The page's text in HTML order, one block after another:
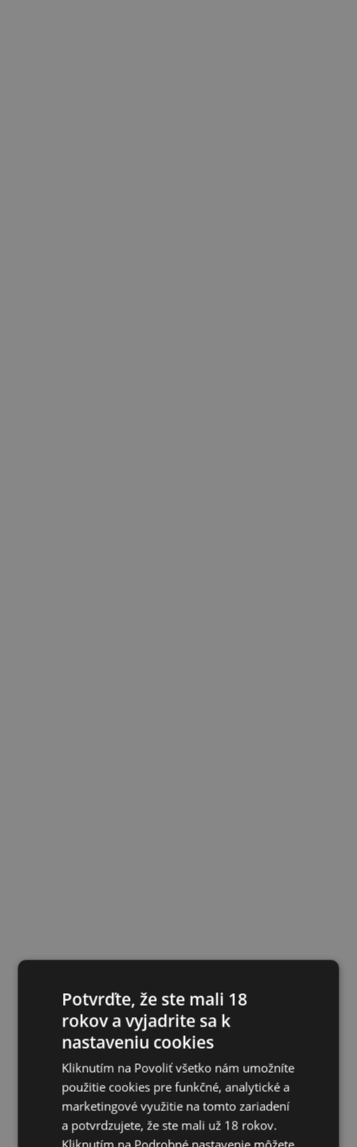
Potvrďte, že ste mali 18
rokov a vyjadrite sa k
nastaveniu cookies
Kliknutím na Povoliť všetko nám umožníte
použitie cookies pre funkčné, analytické a
marketingové využitie na tomto zariadení
a potvrdzujete, že ste mali už 18 rokov.